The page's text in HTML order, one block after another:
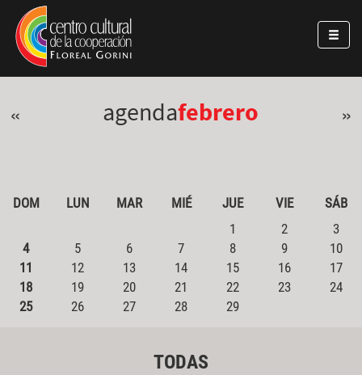
Pasar al contenido principal
Jump to main content
« agendafebrero »
DOM LUN MAR MIÉ JUE VIE
SÁB
1
2
3
4
5 6 7 8 9
10
11
12 13 14 15 16
17
18
19 20 21 22 23
24
25
26 27 28 29
TODAS